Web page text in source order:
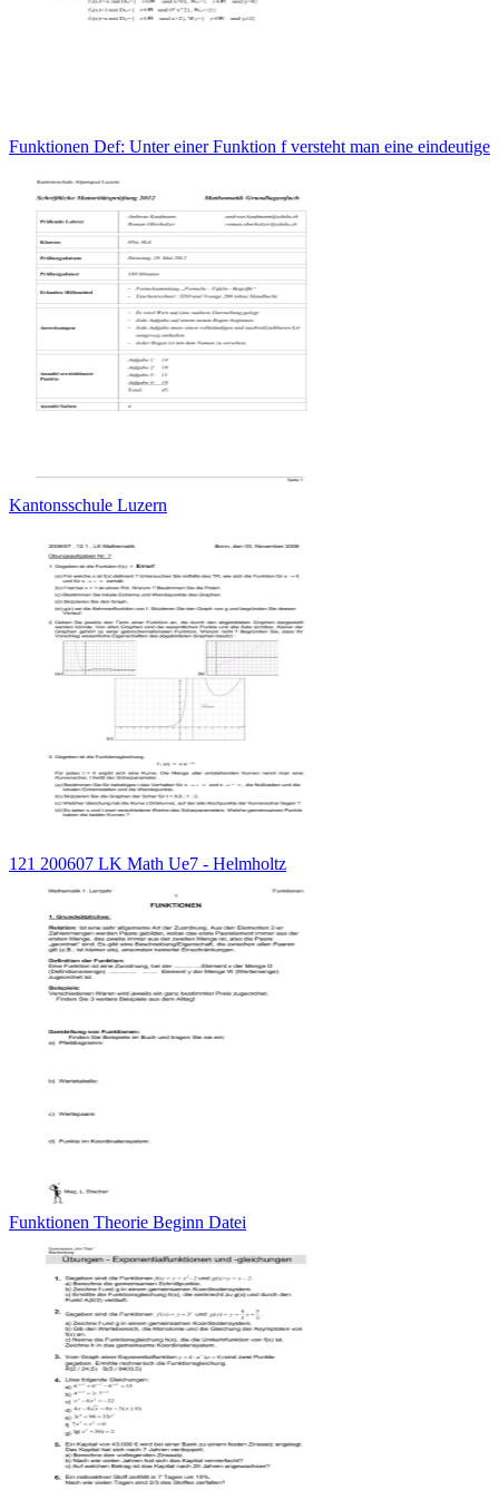
Funktionen Def: Unter einer Funktion f versteht man eine eindeutige
Kantonsschule Luzern
121 200607 LK Math Ue7 - Helmholtz
Funktionen Theorie Beginn Datei